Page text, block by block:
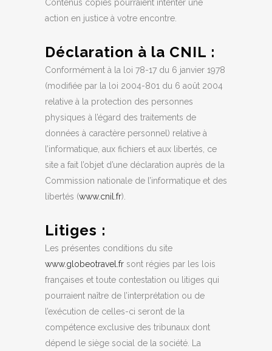
Contenus copiés pourraient intenter une
action en justice à votre encontre.
Déclaration à la CNIL :
Conformément à la loi 78-17 du 6 janvier 1978
(modifiée par la loi 2004-801 du 6 août 2004
relative à la protection des personnes
physiques à l’égard des traitements de
données à caractère personnel) relative à
l’informatique, aux fichiers et aux libertés, ce
site a fait l’objet d’une déclaration auprès de la
Commission nationale de l’informatique et des
libertés (www.cnil.fr).
Litiges :
Les présentes conditions du site
www.globeotravel.fr sont régies par les lois
françaises et toute contestation ou litiges qui
pourraient naître de l’interprétation ou de
l’exécution de celles-ci seront de la
compétence exclusive des tribunaux dont
dépend le siège social de la société. La